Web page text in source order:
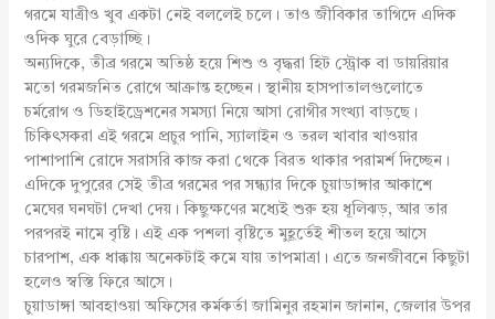
গরমে যাত্রীও খুব একটা নেই বললেই চলে। তাও জীবিকার তাগিদে এদিক
ওদিক ঘুরে বেড়াচ্ছি।
অন্যদিকে, তীব্র গরমে অতিষ্ঠ হয়ে শিশু ও বৃদ্ধরা হিট স্ট্রোক বা ডায়রিয়ার
মতো গরমজনিত রোগে আক্রান্ত হচ্ছেন। স্থানীয় হাসপাতালগুলোতে
চর্মরোগ ও ডিহাইড্রেশনের সমস্যা নিয়ে আসা রোগীর সংখ্যা বাড়ছে।
চিকিৎসকরা এই গরমে প্রচুর পানি, স্যালাইন ও তরল খাবার খাওয়ার
পাশাপাশি রোদে সরাসরি কাজ করা থেকে বিরত থাকার পরামর্শ দিচ্ছেন।
এদিকে দুপুরের সেই তীব্র গরমের পর সন্ধ্যার দিকে চুয়াডাঙ্গার আকাশে
মেঘের ঘনঘটা দেখা দেয়। কিছুক্ষণের মধ্যেই শুরু হয় ধূলিঝড়, আর তার
পরপরই নামে বৃষ্টি। এই এক পশলা বৃষ্টিতে মুহূর্তেই শীতল হয়ে আসে
চারপাশ, এক ধাক্কায় অনেকটাই কমে যায় তাপমাত্রা। এতে জনজীবনে কিছুটা
হলেও স্বস্তি ফিরে আসে।
চুয়াডাঙ্গা আবহাওয়া অফিসের কর্মকর্তা জামিনুর রহমান জানান, জেলার উপর